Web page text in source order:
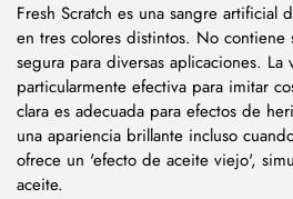
Fresh Scratch es una sangre
en tres colores distintos. No contiene
segura para diversas aplicaciones. La
particularmente efectiva para imitar
clara es adecuada para efectos de
una apariencia brillante incluso
ofrece un 'efecto de aceite viejo',
aceite.